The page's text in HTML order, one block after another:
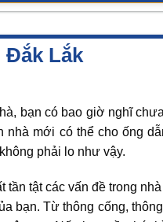
Đắk Lắk
bạn có bao giờ nghĩ
mới có thể cho ống
phải lo như vậy.
tật các vấn đề trong
bạn. Từ thông cống,